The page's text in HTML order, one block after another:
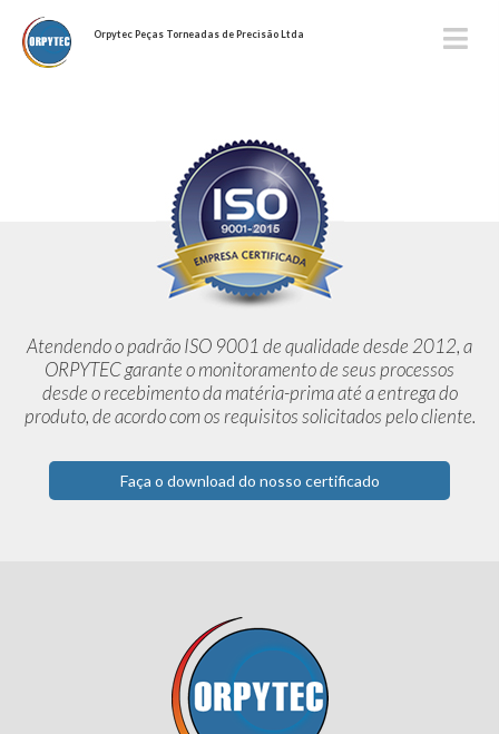
Orpytec Peças Torneadas de Precisão Ltda
Atendendo o padrão ISO 9001 de qualidade desde 2012,a
ORPYTEC garante o monitoramento de seus processos
desde orecebimento da matéria-prima até a entrega do
produto, de acordocom os requisitos solicitados pelo cliente.
Faça o download do nosso certificado